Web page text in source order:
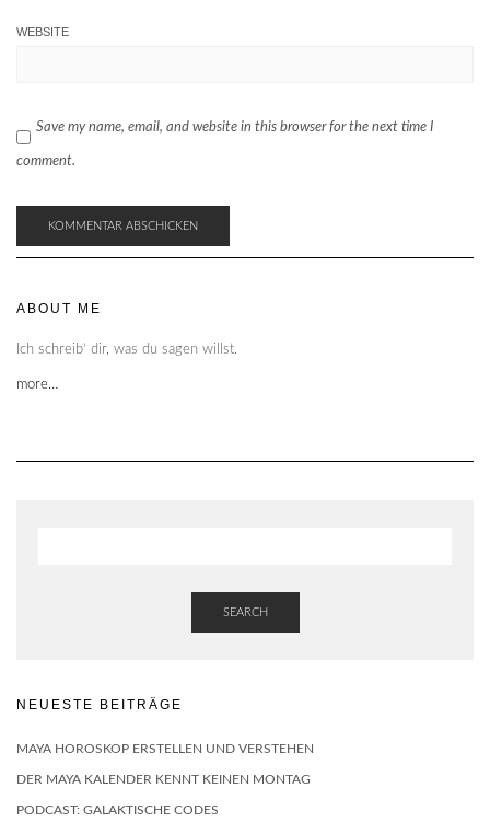
WEBSITE
Save my name, email, and website in this browser for the next time I
comment.
ABOUT ME
Ich schreib‘ dir, was du sagen willst.
more…
SEARCH
NEUESTE BEITRÄGE
MAYA HOROSKOP ERSTELLEN UND VERSTEHEN
DER MAYA KALENDER KENNT KEINEN MONTAG
PODCAST: GALAKTISCHE CODES